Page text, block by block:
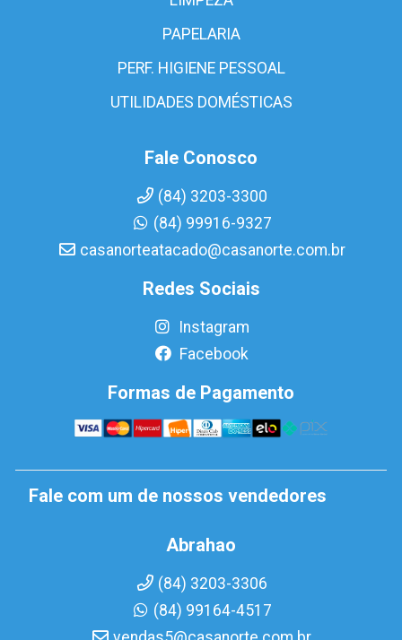
PAPELARIA
PERF. HIGIENE PESSOAL
UTILIDADES DOMÉSTICAS
Fale Conosco
(84) 3203-3300
(84) 99916-9327
casanorteatacado@casanorte.com.br
Redes Sociais
Instagram
Facebook
Formas de Pagamento
Fale com um de nossos vendedores
Abrahao
(84) 3203-3306
(84) 99164-4517